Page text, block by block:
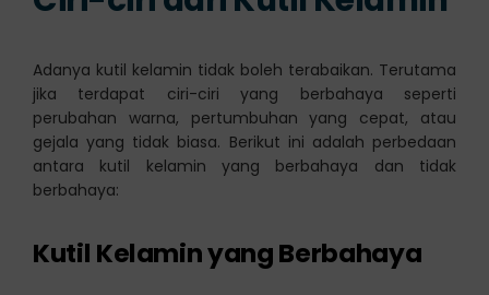
Adanya kutil kelamin tidak boleh terabaikan. Terutama
jika terdapat ciri-ciri yang berbahaya seperti
perubahan warna, pertumbuhan yang cepat, atau
gejala yang tidak biasa. Berikut ini adalah perbedaan
antara kutil kelamin yang berbahaya dan tidak
berbahaya:
Kutil Kelamin yang Berbahaya